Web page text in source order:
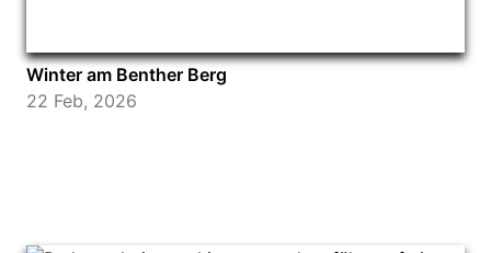
Winter am Benther Berg
22 Feb, 2026